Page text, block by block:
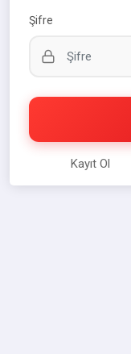
Şifre
Kayıt Ol